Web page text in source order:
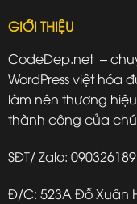
GIỚI THIỆU
CodeDep.net –
WordPress việt hóa
làm nên thương
thành công của
SĐT/ Zalo:
Đ/C: 523A Đỗ Xuân